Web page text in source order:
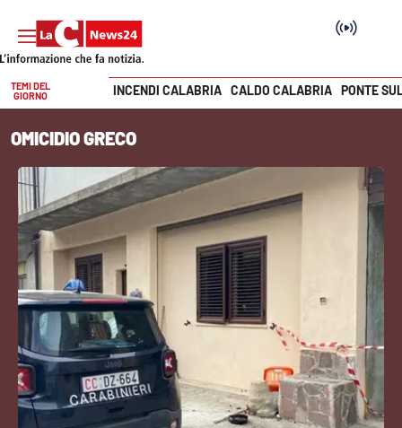
SEZIONI
Cronaca
Politica
Attualità
Economia e lavoro
Italia Mondo
Sanità
Vai
TEMI DEL
GIORNO
INCENDI CALABRIA CALDO CALABRIA PONTE
OMICIDIO GRECO